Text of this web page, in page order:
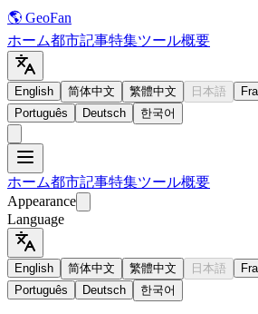
🌎 GeoFan
ホーム都市記事特集ツール概要
English 简体中文 繁體中文 日本語
Português
Deutsch 한국어
ホーム都市記事特集ツール概要
Appearance
Language
English 简体中文 繁體中文 日本語
Português
Deutsch 한국어